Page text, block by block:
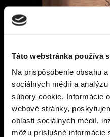
Táto webstránka používa
Na prispôsobenie obsahu
sociálnych médií a
súbory cookie. Informácie
webové stránky,
oblasti sociálnych médií,
môžu príslušné
Slovenská sauna: